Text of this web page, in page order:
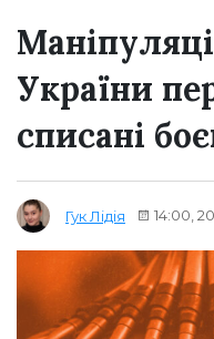
України
списані
Гук Лідія 14:00,